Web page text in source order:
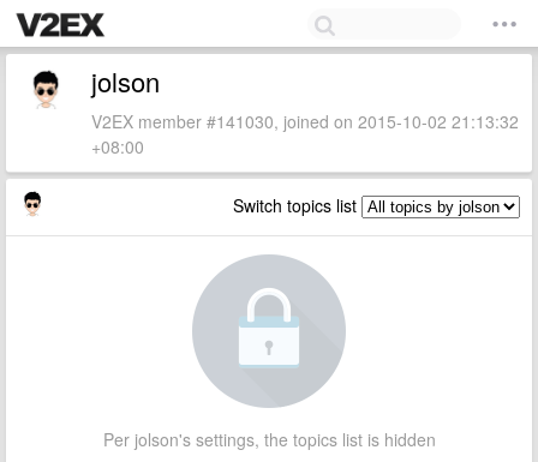
jolson
V2EX member #141030, joined on 2015-10-02 21:13:32
+08:00
Switch topics list
Per jolson's settings, the topics list is hidden